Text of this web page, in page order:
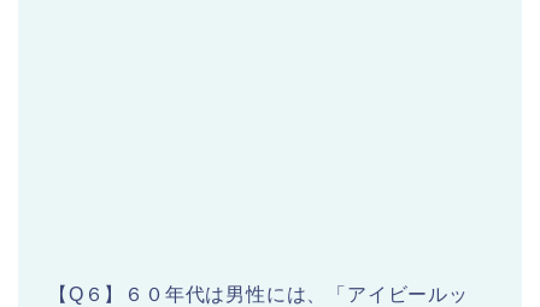
【Q６】６０年代は男性には、「アイビールッ